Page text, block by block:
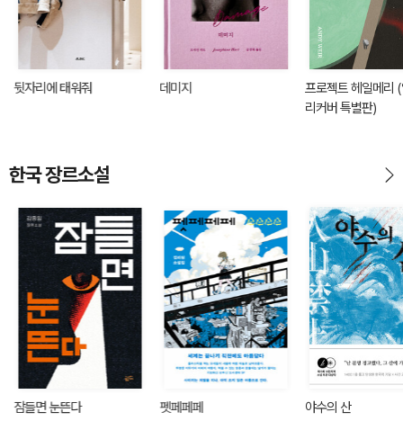
뒷자리에 태워줘 데미지
프로젝트 헤일메리
리커버 특별판)
한국 장르소설
잠들면 눈뜬다 펫페페페 야수의 산